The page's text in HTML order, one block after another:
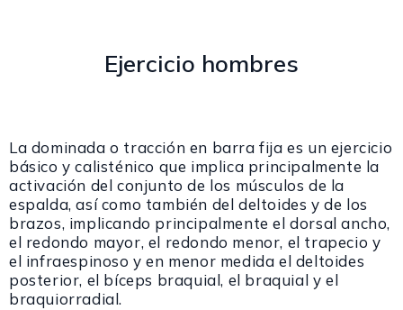
Ejercicio hombres
La dominada o tracción en barra fija es un ejercicio
básico y calisténico que implica principalmente la
activación del conjunto de los músculos de la
espalda, así como también del deltoides y de los
brazos, implicando principalmente el dorsal ancho,
el redondo mayor, el redondo menor, el trapecio y
el infraespinoso y en menor medida el deltoides
posterior, el bíceps braquial, el braquial y el
braquiorradial.